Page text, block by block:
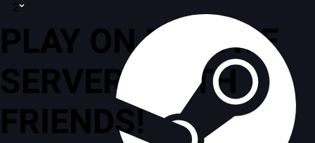
2
PLAY ON PRIVATE
SERVERS WITH
FRIENDS!